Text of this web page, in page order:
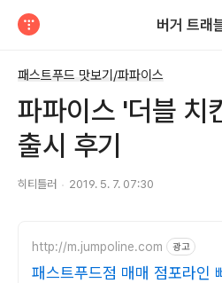
버거 트래
패스트푸드 맛보기/파파이스
파파이스 '더블 치
출시 후기
히티틀러 2019. 5. 7. 07:30
http://m.jumpoline.com 광고
패스트푸드점 매매 점포라인